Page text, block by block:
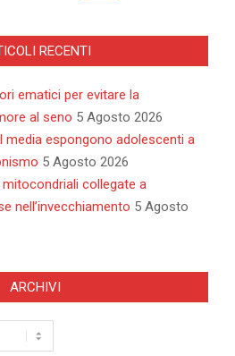
RECENTI
ematici per evitare la
al seno 5 Agosto 2026
media espongono adolescenti a
5 Agosto 2026
collegate a
nell’invecchiamento 5 Agosto
ARCHIVI